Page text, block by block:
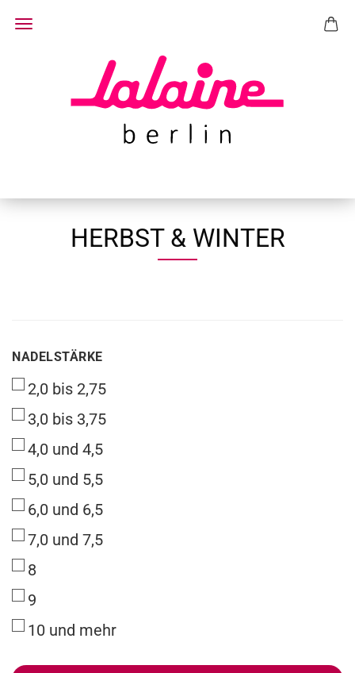
HERBST & WINTER
NADELSTÄRKE
NADELSTÄRKE
2,0 bis 2,75
3,0 bis 3,75
4,0 und 4,5
5,0 und 5,5
6,0 und 6,5
7,0 und 7,5
8
9
10 und mehr